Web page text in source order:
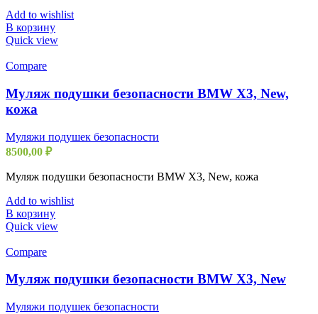
Add to wishlist
В корзину
Quick view
Compare
Муляж подушки безопасности BMW X3, New,
кожа
Муляжи подушек безопасности
8500,00 ₽
Муляж подушки безопасности BMW X3, New, кожа
Add to wishlist
В корзину
Quick view
Compare
Муляж подушки безопасности BMW X3, New
Муляжи подушек безопасности